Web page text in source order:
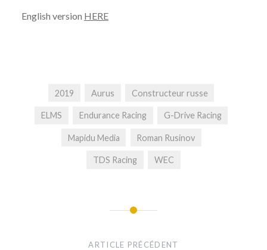
English version HERE
2019 Aurus Constructeur russe
ELMS Endurance Racing G-Drive Racing
Mapidu Media Roman Rusinov
TDS Racing WEC
ARTICLE PRÉCÉDENT